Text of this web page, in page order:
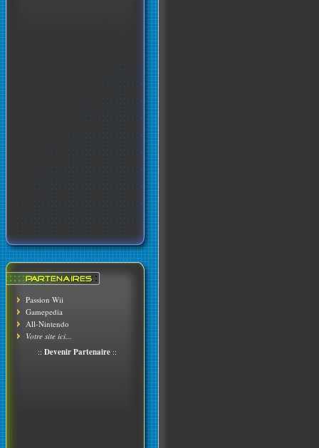
Passion Wii
Gamepedia
All-Nintendo
Votre site ici...
:: Devenir Partenaire ::